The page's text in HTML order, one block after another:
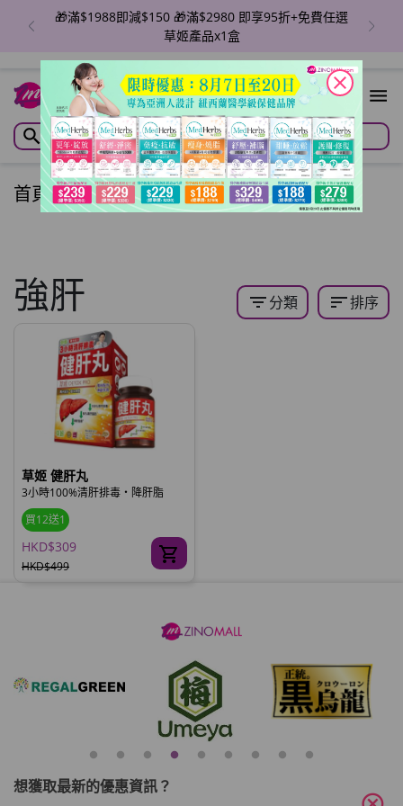
🎁滿$1988即減$150 🎁滿$2980 即享95折+免費任選
草姬產品x1盒
首頁/全站商品/
強肝 filter_list分類 sort排序
草姬 健肝丸
3小時100%清肝排毒‧降肝脂
買12送1
HKD$309
HKD$499
想獲取最新的優惠資訊？
close